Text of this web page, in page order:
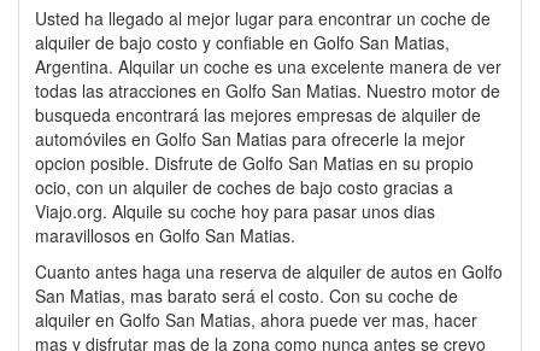
Usted ha llegado al mejor lugar para encontrar un coche de
alquiler de bajo costo y confiable en Golfo San Matias,
Argentina. Alquilar un coche es una excelente manera de ver
todas las atracciones en Golfo San Matias. Nuestro motor de
busqueda encontrará las mejores empresas de alquiler de
automóviles en Golfo San Matias para ofrecerle la mejor
opcion posible. Disfrute de Golfo San Matias en su propio
ocio, con un alquiler de coches de bajo costo gracias a
Viajo.org. Alquile su coche hoy para pasar unos dias
maravillosos en Golfo San Matias.
Cuanto antes haga una reserva de alquiler de autos en Golfo
San Matias, mas barato será el costo. Con su coche de
alquiler en Golfo San Matias, ahora puede ver mas, hacer
mas y disfrutar mas de la zona como nunca antes se creyo